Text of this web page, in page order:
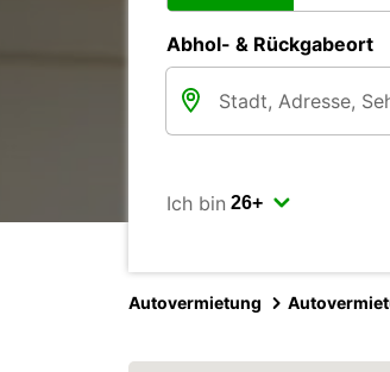
Abhol- & Rückgabeort
Ich bin
Autovermietung